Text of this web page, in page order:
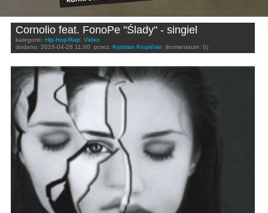
Cornolio feat. FonoPe "Ślady" - singiel
kategorie: Hip-Hop/Rap, Video
dodano: 2016-04-28 11:00 przez: Krystian Krupiński (komentarze: 0)